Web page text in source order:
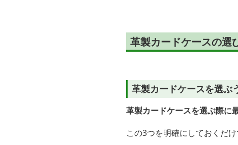
革製カードケースの選
革製カードケースを選ぶ
革製カードケースを選ぶ際に
この3つを明確にしておくだ